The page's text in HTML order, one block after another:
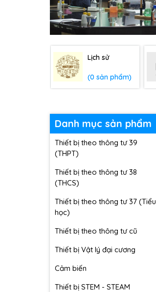
Lịch sử
(0 sản phẩm)
Danh mục sản phẩm
Thiết bị theo thông tư 39
(THPT)
Thiết bị theo thông tư 38
(THCS)
Thiết bị theo thông tư 37 (Tiểu
học)
Thiết bị theo thông tư cũ
Thiết bị Vật lý đại cương
Cảm biến
Thiết bị STEM - STEAM